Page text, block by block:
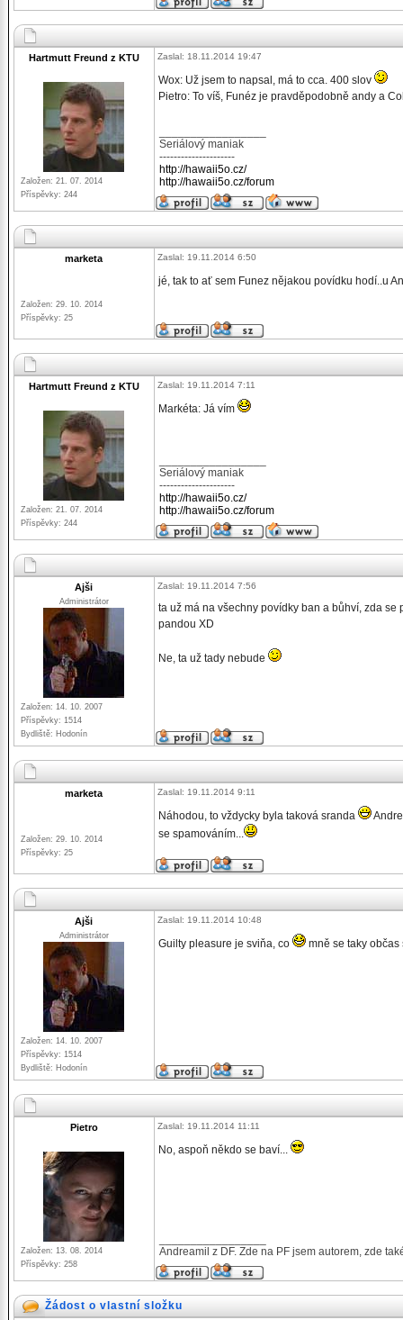
Hartmutt Freund z KTU
Založen: 21. 07. 2014
Příspěvky: 244
Zaslal: 18.11.2014 19:47
Wox: Už jsem to napsal, má to cca. 400 slov
Pietro: To víš, Funéz je pravděpodobně andy a
Seriálový maniak
---------------------
http://hawaii5o.cz/
http://hawaii5o.cz/forum
marketa
Založen: 29. 10. 2014
Příspěvky: 25
Zaslal: 19.11.2014 6:50
jé, tak to ať sem Funez nějakou povídku hodí..u
Hartmutt Freund z KTU
Založen: 21. 07. 2014
Příspěvky: 244
Zaslal: 19.11.2014 7:11
Markéta: Já vím
Seriálový maniak
---------------------
http://hawaii5o.cz/
http://hawaii5o.cz/forum
Ajši
Administrátor
Založen: 14. 10. 2007
Příspěvky: 1514
Bydliště: Hodonín
Zaslal: 19.11.2014 7:56
ta už má na všechny povídky ban a bůhví, zda
pandou XD
Ne, ta už tady nebude
marketa
Založen: 29. 10. 2014
Příspěvky: 25
Zaslal: 19.11.2014 9:11
Náhodou, to vždycky byla taková sranda
se spamováním...
Ajši
Administrátor
Založen: 14. 10. 2007
Příspěvky: 1514
Bydliště: Hodonín
Zaslal: 19.11.2014 10:48
Guilty pleasure je sviňa, co mně se taky
Pietro
Založen: 13. 08. 2014
Příspěvky: 258
Zaslal: 19.11.2014 11:11
No, aspoň někdo se baví...
Andreamil z DF. Zde na PF jsem autorem, zde
Žádost o vlastní složku